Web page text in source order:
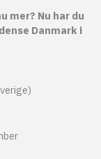
mer? Nu har du
Danmark i